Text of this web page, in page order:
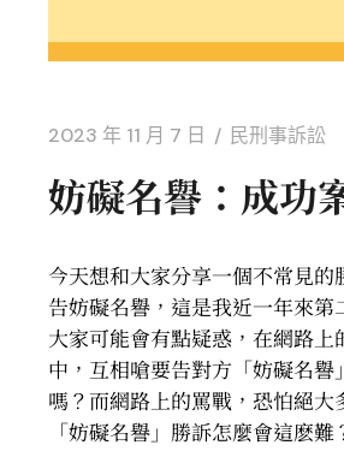
2023 年 11 月 7 日 民刑事訴訟
妨礙名譽：成功
今天想和大家分享一個不常見
告妨礙名譽，這是我近一年來第
大家可能會有點疑惑，在網路上
中，互相嗆要告對方「妨礙名譽
嗎？ 而網路上的罵戰，恐怕絕大
「妨礙名譽」勝訴怎麼會這麽難